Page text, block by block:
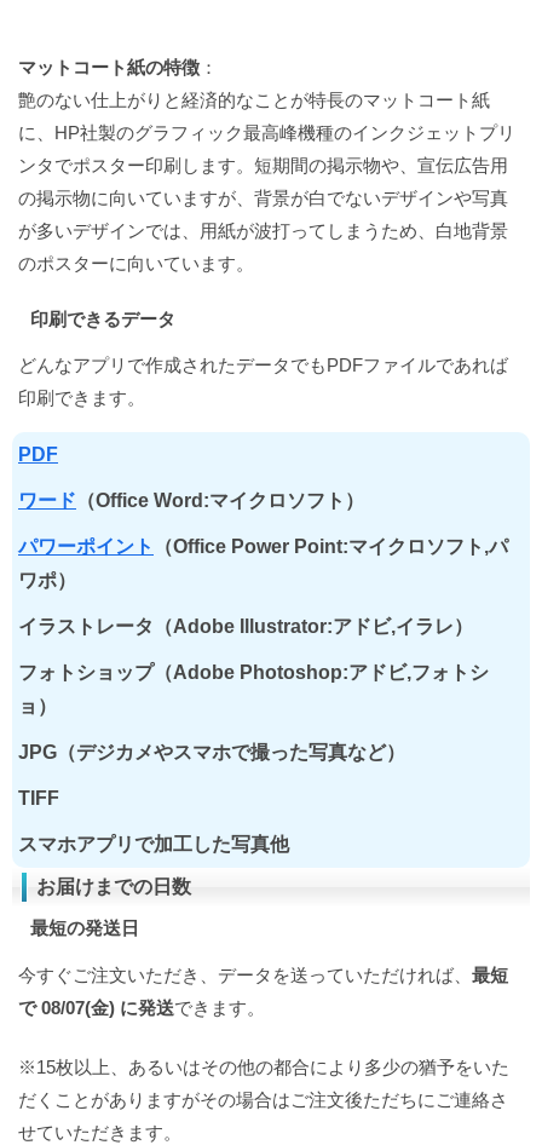
マットコート紙の特徴 ：
艶のない仕上がりと経済的なことが特長のマットコート紙
に、HP社製のグラフィック最高峰機種のインクジェットプリ
ンタでポスター印刷します。短期間の掲示物や、宣伝広告用
の掲示物に向いていますが、背景が白でないデザインや写真
が多いデザインでは、用紙が波打ってしまうため、白地背景
のポスターに向いています。
印刷できるデータ
どんなアプリで作成されたデータでもPDFファイルであれば
印刷できます。
PDF
ワード （Office Word:マイクロソフト）
パワーポイント
（Office Power Point:マイクロソフト,パ
ワポ）
イラストレータ（Adobe Illustrator:アドビ,イラレ）
フォトショップ（Adobe Photoshop:アドビ,フォトシ
ョ）
JPG（デジカメやスマホで撮った写真など）
TIFF
スマホアプリで加工した写真他
お届けまでの日数
最短の発送日
今すぐご注文いただき、データを送っていただければ、 最短
で 08/07(金) に発送できます。
※15枚以上、あるいはその他の都合により多少の猶予をいた
だくことがありますがその場合はご注文後ただちにご連絡さ
せていただきます。